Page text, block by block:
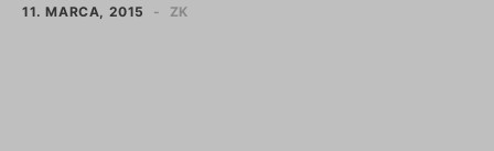
11. MARCA, 2015 ZK